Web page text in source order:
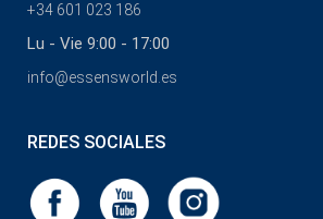
+34 601 023 186
Lu - Vie 9:00 - 17:00
info@essensworld.es
REDES SOCIALES